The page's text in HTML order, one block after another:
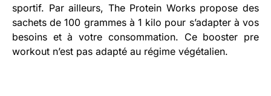
sportif. Par ailleurs, The Protein Works propose des
sachets de 100 grammes à 1 kilo pour s’adapter à vos
besoins et à votre consommation. Ce booster pre
workout n’est pas adapté au régime végétalien.